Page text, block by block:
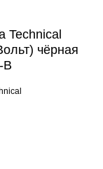
Technical
чёрная
B